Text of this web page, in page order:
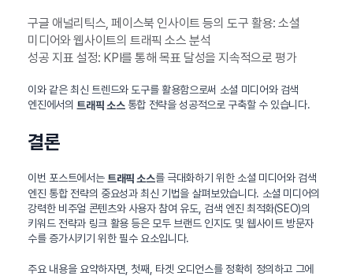
구글 애널리틱스, 페이스북 인사이트 등의 도구 활용: 소셜
미디어와 웹사이트의 트래픽 소스 분석
성공 지표 설정: KPI를 통해 목표 달성을 지속적으로 평가
이와 같은 최신 트렌드와 도구를 활용함으로써 소셜 미디어와 검색
엔진에서의트래픽 소스통합 전략을 성공적으로 구축할 수 있습니다.
결론
이번 포스트에서는트래픽 소스를 극대화하기 위한 소셜 미디어와 검색
엔진 통합 전략의 중요성과 최신 기법을 살펴보았습니다. 소셜 미디어의
강력한 비주얼 콘텐츠와 사용자 참여 유도, 검색 엔진 최적화(SEO)의
키워드 전략과 링크 활용 등은 모두 브랜드 인지도 및 웹사이트 방문자
수를 증가시키기 위한 필수 요소입니다.
주요 내용을 요약하자면, 첫째, 타겟 오디언스를 정확히 정의하고 그에